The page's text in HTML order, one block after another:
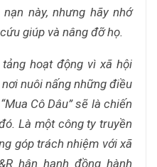
này, nhưng hãy nhớ
giúp và nâng đỡ họ.
hoạt động vì xã hội
nuôi nấng những điều
Cô Dâu” sẽ là chiến
Là một công ty truyền
góp trách nhiệm với xã
hân hạnh đồng hành